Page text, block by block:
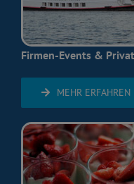
Firmen-Events &
MEHR ERFAHREN